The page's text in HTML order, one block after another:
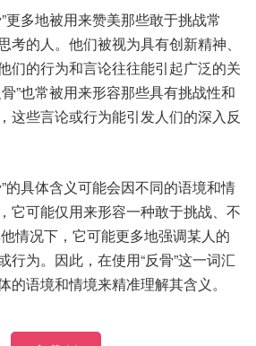
更多地被用来赞美那些敢于挑战常
考的人。他们被视为具有创新精神、
们的行为和言论往往能引起广泛的关
”也常被用来形容那些具有挑战性和
这些言论或行为能引发人们的深入反
的具体含义可能会因不同的语境和情
它可能仅用来形容一种敢于挑战、不
情况下，它可能更多地强调某人的
行为。因此，在使用“反骨”这一词汇
的语境和情境来精准理解其含义。